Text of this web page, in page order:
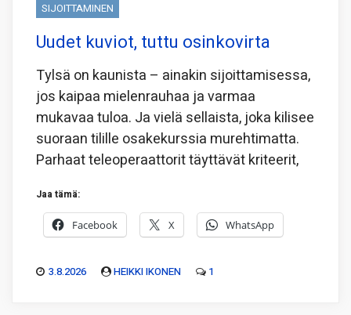
SIJOITTAMINEN
Uudet kuviot, tuttu osinkovirta
Tylsä on kaunista – ainakin sijoittamisessa,
jos kaipaa mielenrauhaa ja varmaa
mukavaa tuloa. Ja vielä sellaista, joka kilisee
suoraan tilille osakekurssia murehtimatta.
Parhaat teleoperaattorit täyttävät kriteerit,
Jaa tämä:
Facebook X WhatsApp
3.8.2026 HEIKKI IKONEN 1